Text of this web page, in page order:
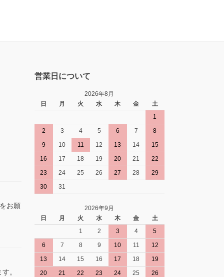
お願
。
営業日について
2026年8月
日
月 火 水 木 金
土
1
2
3 4 5 6 7
8
9
10 11 12 13 14
15
16
17 18 19 20 21
22
23
24 25 26 27 28
29
30
31
2026年9月
日
月 火 水 木 金
土
1
2 3 4
5
6
7 8 9 10 11
12
13
14 15 16 17 18
19
20
21 22 23 24 25
26